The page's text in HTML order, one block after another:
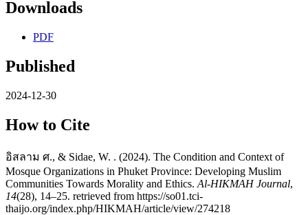
Downloads
PDF
Published
2024-12-30
How to Cite
อิสลาม ศ., & Sidae, W. . (2024). The Condition and Context of
Mosque Organizations in Phuket Province: Developing Muslim
Communities Towards Morality and Ethics. Al-HIKMAH Journal,
14(28), 14–25. retrieved from https://so01.tci-
thaijo.org/index.php/HIKMAH/article/view/274218